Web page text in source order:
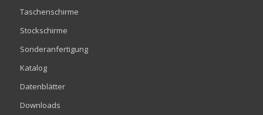
Taschenschirme
Stockschirme
Sonderanfertigung
Katalog
Datenblätter
Downloads